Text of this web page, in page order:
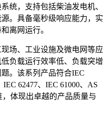
统，支持包括柴油发电机、
。具备毫秒级响应能力，实
离网运行。
场、工业设施及微电网等应
负载运行效率低、负载突增
。该系列产品符合IEC
IEC 62477、IEC 61000、AS
，体现出卓越的产品质量与